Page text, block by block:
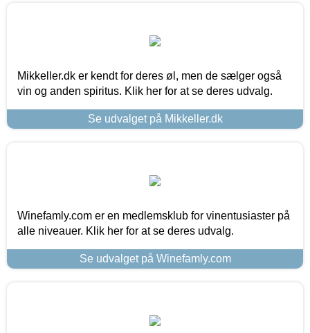
Mikkeller.dk er kendt for deres øl, men de sælger også
vin og anden spiritus. Klik her for at se deres udvalg.
Se udvalget på Mikkeller.dk
Winefamly.com er en medlemsklub for vinentusiaster på
alle niveauer. Klik her for at se deres udvalg.
Se udvalget på Winefamly.com